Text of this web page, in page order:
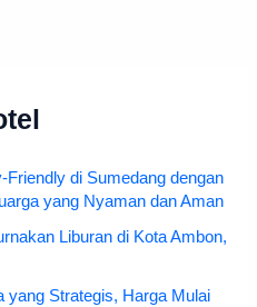
di Sumedang dengan
yang Nyaman dan Aman
Liburan di Kota Ambon,
yang Strategis, Harga Mulai